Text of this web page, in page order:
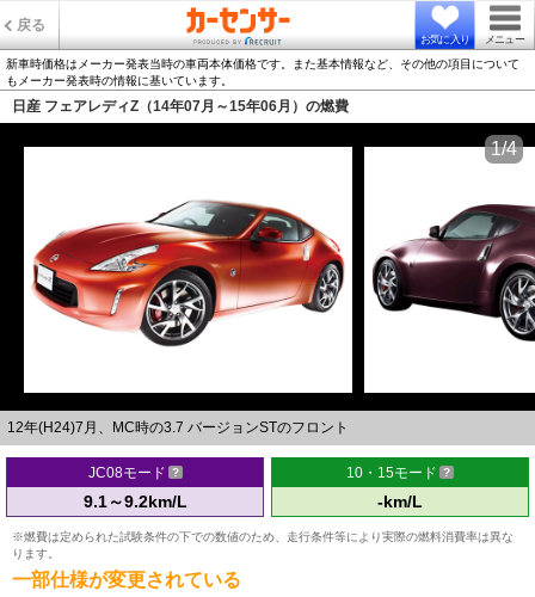
戻る
お気に入り メニュー
新車時価格はメーカー発表当時の車両本体価格です。また基本情報など、その他の項目について
もメーカー発表時の情報に基いています。
日産 フェアレディZ（14年07月～15年06月）の燃費
12年(H24)7月、MC時の3.7 バージョンSTのフロント
1/4
JC08モード
9.1～9.2km/L
10・15モード
-km/L
※燃費は定められた試験条件の下での数値のため、走行条件等により実際の燃料消費率は異な
ります。
一部仕様が変更されている